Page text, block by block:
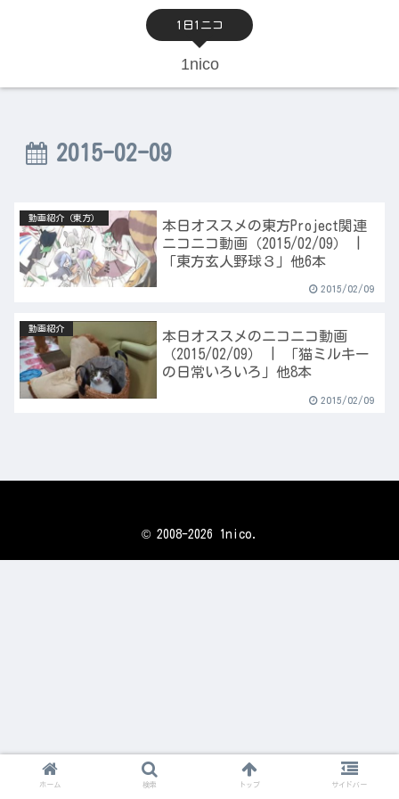
1日1ニコ
1nico
2015-02-09
動画紹介（東方）
本日オススメの東方Project関連
ニコニコ動画（2015/02/09） |
「東方玄人野球３」他6本
2015/02/09
動画紹介
本日オススメのニコニコ動画
（2015/02/09） | 「猫ミルキー
の日常いろいろ」他8本
2015/02/09
© 2008-2026 1nico.
ホーム 検索 トップ サイドバー